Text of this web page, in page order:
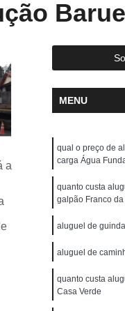
Locação de
Locação de
Locação de Guindastes
de Galpão
Remoção de
Remoção de
Remoção de
Civil
Transporte de
Transporte de
Transporte
a
MENU
qual o preço de
carga Água
quanto custa
galpão Franco
aluguel de
aluguel de
quanto custa
Casa Verde